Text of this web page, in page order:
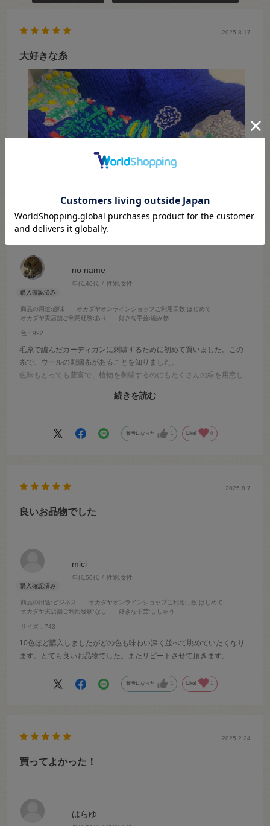
no name
年代:40代 性別:女性
商品の用途:趣味 オカダヤオンラインショップご利用回数:はじめて
オカダヤ実店舗ご利用経験:あり 好きな手芸:編み物
色：992
2025.8.17
大好きな糸
毛糸で編んだカーディガンに刺繍するために初めて買いました。この
糸で、ウールの刺繍糸があることを知りました。
色味もとっても豊富で、植物を刺繍するのにもたくさんの緑を用意し
花の部分ではこの白色を1番使いました。優しい色味の発色で素敵に刺
続きを読む
参考になった 1 Like! 0
mici
年代:50代 性別:女性
商品の用途:ビジネス オカダヤオンラインショップご利用回数:はじめて
オカダヤ実店舗ご利用経験:なし 好きな手芸:ししゅう
サイズ：743
2025.8.7
良いお品物でした
10色ほど購入しましたがどの色も味わい深く並べて眺めていたくなり
ます。とても良いお品物でした。またリピートさせて頂きます。
参考になった 1 Like! 1
はらゆ
2025.2.24
買ってよかった！